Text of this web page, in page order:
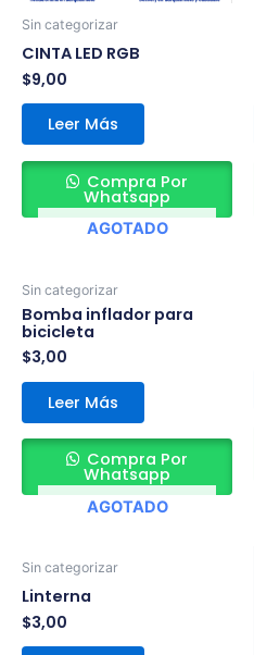
Sin categorizar
CINTA LED RGB
$9,00
Leer Más
Compra Por
Whatsapp
AGOTADO
Sin categorizar
Bomba inflador para
bicicleta
$3,00
Leer Más
Compra Por
Whatsapp
AGOTADO
Sin categorizar
Linterna
$3,00